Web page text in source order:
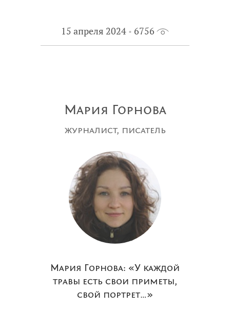
15 апреля 2024 6756
Мария Горнова
журналист, писатель
Мария Горнова: «У каждой
травы есть свои приметы,
свой портрет…»